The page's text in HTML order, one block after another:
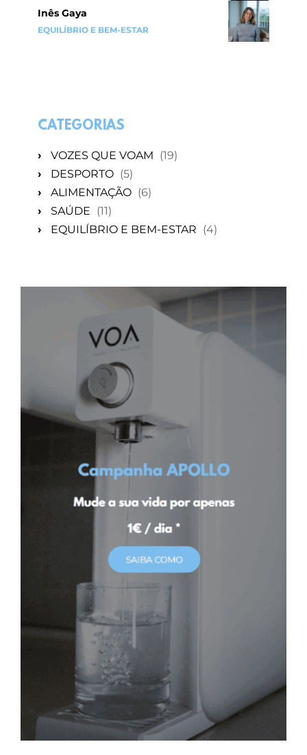
Inês Gaya
EQUILÍBRIO E BEM-ESTAR
CATEGORIAS
› VOZES QUE VOAM (19)
›
DESPORTO (5)
›
ALIMENTAÇÃO (6)
›
SAÚDE (11)
›
EQUILÍBRIO E BEM-ESTAR (4)